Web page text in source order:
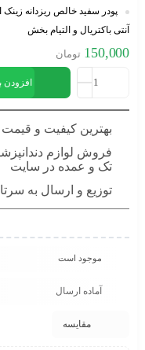
پودر سفید خالص ریزدانه
آنتی باکتریال و التیام بخش
150,000 تومان
افزودن
بهترین کیفیت و قیمت
فروش لوازم
تک و عمده در سایت
توزیع و ارسال به
موجود است
آماده ارسال
مقایسه